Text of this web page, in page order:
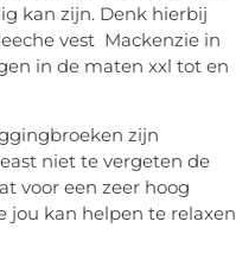
kan zijn. Denk hierbij
vest Mackenzie in
in de maten xxl tot en
zijn
niet te vergeten de
voor een zeer hoog
jou kan helpen te relaxen